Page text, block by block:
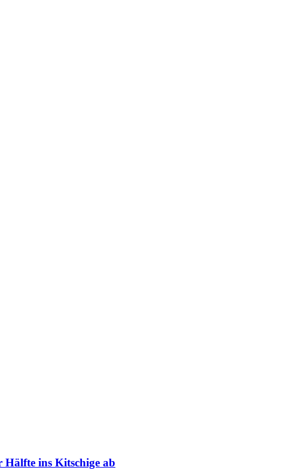
ins Kitschige ab